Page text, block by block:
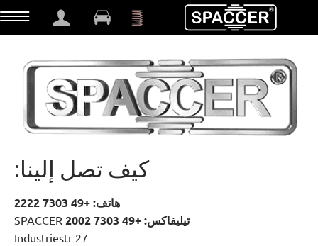
كيف تصل إلينا:
هاتف: +49 7303 2222
تيليفاكس: +49 7303 2002
Industriestr 27